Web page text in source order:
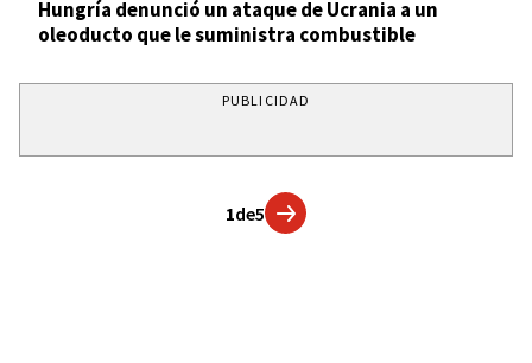
Hungría denunció un ataque de Ucrania a un
oleoducto que le suministra combustible
PUBLICIDAD
1de5